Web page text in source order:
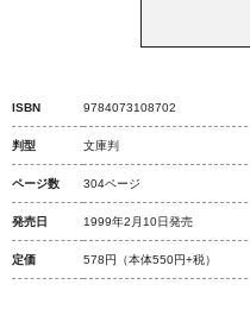
ISBN 9784073108702
判型 文庫判
ページ数 304ページ
発売日 1999年2月10日発売
定価 578円 （本体550円+税）